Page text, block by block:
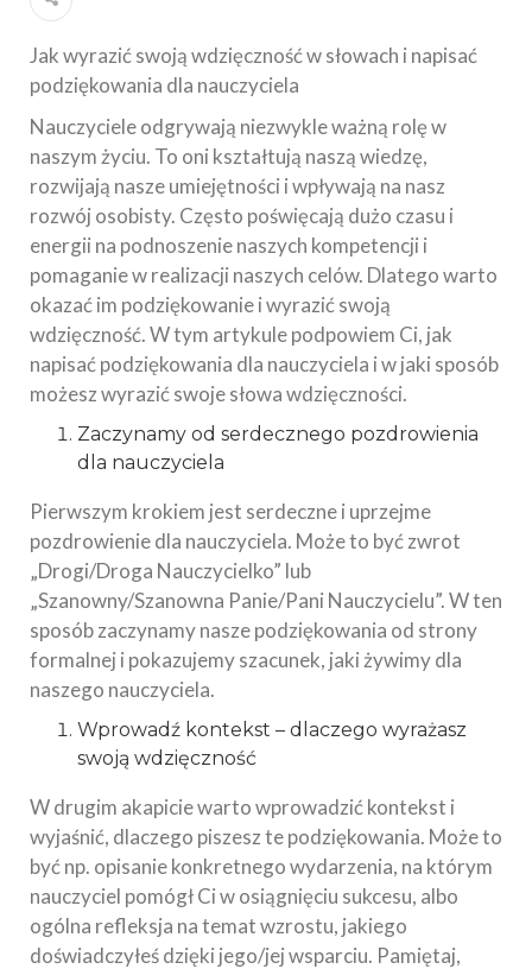
Jak wyrazić swoją wdzięczność w słowach i napisać
podziękowania dla nauczyciela
Nauczyciele odgrywają niezwykle ważną rolę w
naszym życiu. To oni kształtują naszą wiedzę,
rozwijają nasze umiejętności i wpływają na nasz
rozwój osobisty. Często poświęcają dużo czasu i
energii na podnoszenie naszych kompetencji i
pomaganie w realizacji naszych celów. Dlatego warto
okazać im podziękowanie i wyrazić swoją
wdzięczność. W tym artykule podpowiem Ci, jak
napisać podziękowania dla nauczyciela i w jaki sposób
możesz wyrazić swoje słowa wdzięczności.
Zaczynamy od serdecznego pozdrowienia
dla nauczyciela
Pierwszym krokiem jest serdeczne i uprzejme
pozdrowienie dla nauczyciela. Może to być zwrot
„Drogi/Droga Nauczycielko” lub
„Szanowny/Szanowna Panie/Pani Nauczycielu”. W ten
sposób zaczynamy nasze podziękowania od strony
formalnej i pokazujemy szacunek, jaki żywimy dla
naszego nauczyciela.
Wprowadź kontekst – dlaczego wyrażasz
swoją wdzięczność
W drugim akapicie warto wprowadzić kontekst i
wyjaśnić, dlaczego piszesz te podziękowania. Może to
być np. opisanie konkretnego wydarzenia, na którym
nauczyciel pomógł Ci w osiągnięciu sukcesu, albo
ogólna refleksja na temat wzrostu, jakiego
doświadczyłeś dzięki jego/jej wsparciu. Pamiętaj,